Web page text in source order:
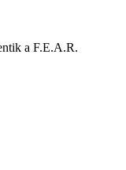
a F.E.A.R.